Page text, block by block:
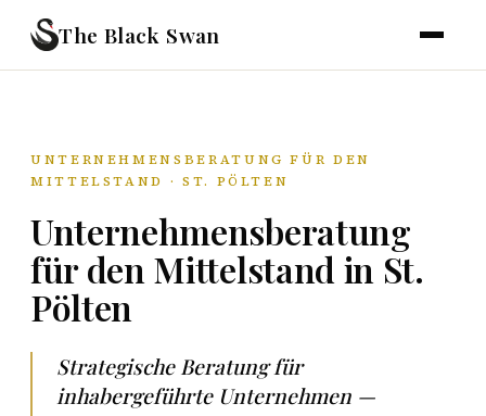
The Black Swan
UNTERNEHMENSBERATUNG FÜR DEN
MITTELSTAND · ST. PÖLTEN
Unternehmensberatung
für den Mittelstand in St.
Pölten
Strategische Beratung für
inhabergeführte Unternehmen —